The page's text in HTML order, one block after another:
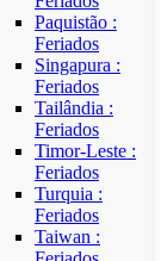
Paquistão :
Feriados
Singapura :
Feriados
Tailândia :
Feriados
Timor-Leste :
Feriados
Turquia :
Feriados
Taiwan :